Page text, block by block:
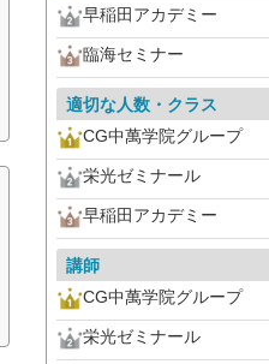
早稲田アカデミー
臨海セミナー
適切な人数・クラス
CG中萬学院グループ
栄光ゼミナール
早稲田アカデミー
講師
CG中萬学院グループ
栄光ゼミナール